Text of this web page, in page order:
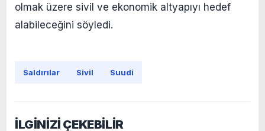
olmak üzere sivil ve ekonomik altyapıyı hedef
alabileceğini söyledi.
Saldırılar Sivil Suudi
İLGİNİZİ ÇEKEBİLİR